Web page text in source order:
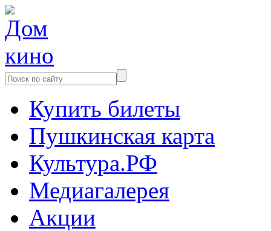
Купить билеты
Пушкинская карта
Культура.РФ
Медиагалерея
Акции